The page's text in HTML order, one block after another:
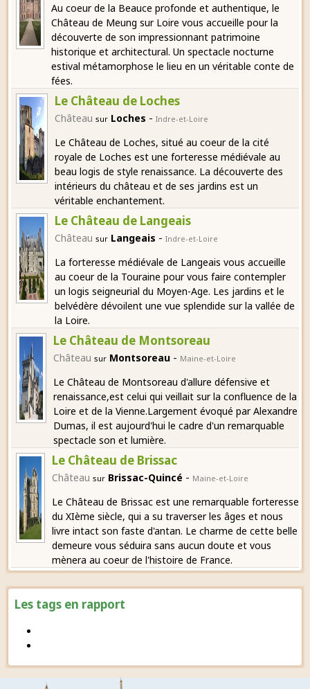
Les tags en rapport
Au coeur de la Beauce profonde et authentique, le
Château de Meung sur Loire vous accueille pour la
découverte de son impressionnant patrimoine
historique et architectural. Un spectacle nocturne
estival métamorphose le lieu en un véritable conte de
fées.
Le Château de Loches
Château sur Loches - Indre-et-Loire
Le Château de Loches, situé au coeur de la cité
royale de Loches est une forteresse médiévale au
beau logis de style renaissance. La découverte des
intérieurs du château et de ses jardins est un
véritable enchantement.
Le Château de Langeais
Château sur Langeais -Indre-et-Loire
La forteresse médiévale de Langeais vous accueille
au coeur de la Touraine pour vous faire contempler
un logis seigneurial du Moyen-Age. Les jardins et le
belvédère dévoilent une vue splendide sur la vallée de
la Loire.
Le Château de Montsoreau
Château sur Montsoreau - Maine-et-Loire
Le Château de Montsoreau d'allure défensive et
renaissance,est celui qui veillait sur la confluence de la
Loire et de la Vienne.Largement évoqué par Alexandre
Dumas, il est aujourd'hui le cadre d'un remarquable
spectacle son et lumière.
Le Château de Brissac
Château sur Brissac-Quincé - Maine-et-Loire
Le Château de Brissac est une remarquable forteresse
du XIème siècle, qui a su traverser les âges et nous
livre intact son faste d'antan. Le charme de cette belle
demeure vous séduira sans aucun doute et vous
mènera au coeur de l'histoire de France.